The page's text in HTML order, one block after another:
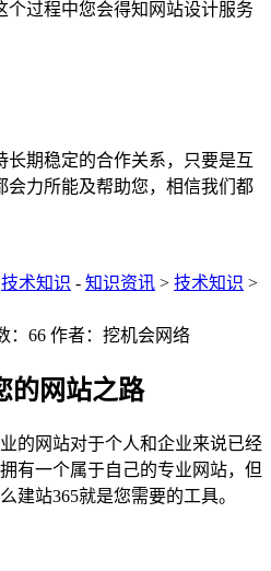
个过程中您会得知网站设计服务
长期稳定的合作关系，只要是互
会力所能及帮助您，相信我们都
技术知识 - 知识资讯 > 技术知识 >
：66 作者：挖机会网络
网站之路
的网站对于个人和企业来说已经
有一个属于自己的专业网站，但
建站365就是您需要的工具。